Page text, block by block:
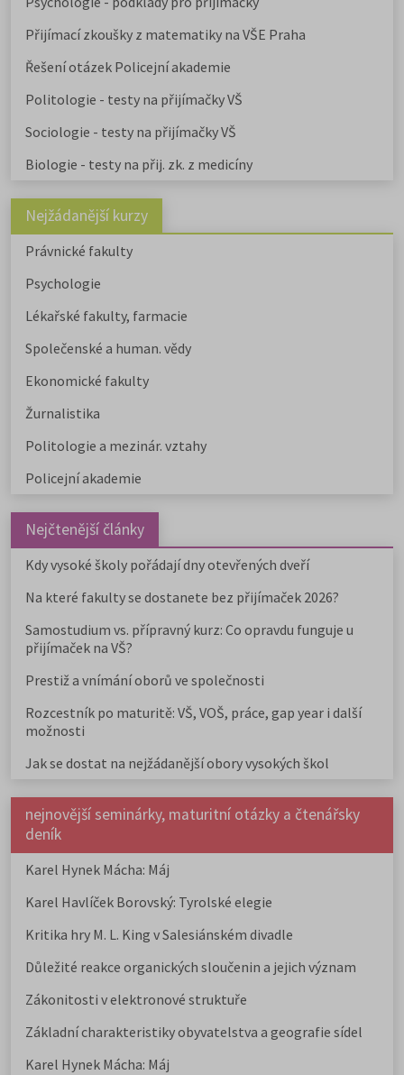
vysokých školách od uměleckých
po ekonomické či technické.
Pedagogicky zaměřené obory
nabízejí také soukromé vysoké
školy.
zaměřené obory a
uvádíme v samostatném článku.
Chystáte se na humanitní
Stáhněte si zdarma e-book s
přehledem humanitních fakult,
Přijímací zkoušky z matematiky na VŠE Praha
Řešení otázek Policejní akademie
Politologie - testy na přijímačky VŠ
Sociologie - testy na přijímačky VŠ
Biologie - testy na přij. zk. z medicíny
Nejžádanější kurzy
Právnické fakulty
Psychologie
Lékařské fakulty, farmacie
Společenské a human. vědy
Ekonomické fakulty
Žurnalistika
Politologie a mezinár. vztahy
Policejní akademie
Nejčtenější články
Kdy vysoké školy pořádají dny otevřených dveří
Na které fakulty se dostanete bez přijímaček 2026?
Samostudium vs. přípravný kurz: Co opravdu funguje u
přijímaček na VŠ?
Prestiž a vnímání oborů ve společnosti
Rozcestník po maturitě: VŠ, VOŠ, práce, gap year i další
možnosti
Jak se dostat na nejžádanější obory vysokých škol
nejnovější seminárky, maturitní otázky a čtenářsky
deník
Karel Hynek Mácha: Máj
Karel Havlíček Borovský: Tyrolské elegie
Kritika hry M. L. King v Salesiánském divadle
Důležité reakce organických sloučenin a jejich význam
Zákonitosti v elektronové struktuře
Základní charakteristiky obyvatelstva a geografie sídel
Karel Hynek Mácha: Máj